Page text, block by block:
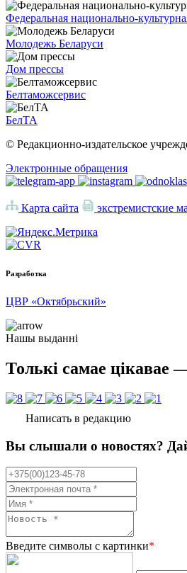
Федеральная национально-
Молодежь Беларуси
Дом прессы
Белтаможсервис
БелТА
© Редакционно-издательское
Электронные обращения
Карта сайта экстремистские
Разработка
ЦВР «Октябрьский»
Нашы выданні
Толькі самае цікавае
Написать в редакцию
Вы слышали о новостях?
Введите символы с картинки*